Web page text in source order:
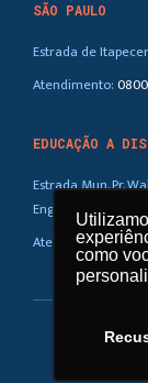
como
como
SÃO PAULO
Estrada de
Atendimento:
EDUCAÇÃO A
Estrada Mun. Pr.
Eng. Coelho – SP
Atendimento: